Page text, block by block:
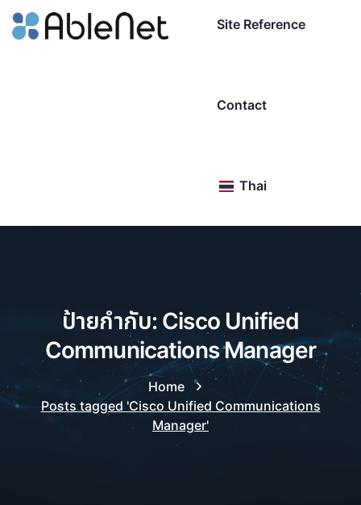
Site Reference
Contact
Thai
ป้ายกำกับ: Cisco Unified
Communications Manager
Home
Posts tagged 'Cisco Unified Communications
Manager'